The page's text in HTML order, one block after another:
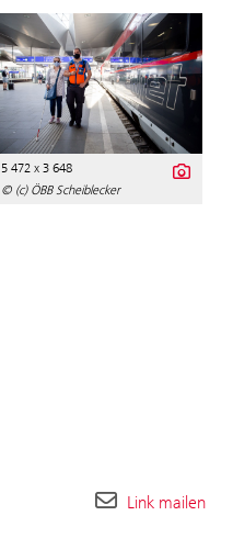
5 472 x 3 648
© (c) ÖBB Scheiblecker
Link mailen